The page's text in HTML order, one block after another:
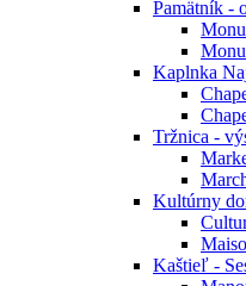
Pamätník -
Kaplnka
Tržnica -
Kultúrny
Kaštieľ -